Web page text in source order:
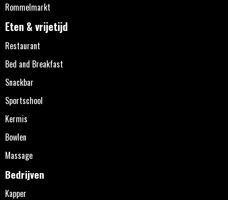
Rommelmarkt
Eten & vrijetijd
Restaurant
Bed and Breakfast
Snackbar
Sportschool
Kermis
Bowlen
Massage
Bedrijven
Kapper